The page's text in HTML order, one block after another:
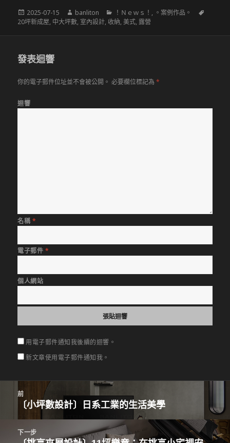
發
佈
2025-07-15
作
者
banliton
分
類
！Ｎｅｗｓ！ , 。案例作品。
20坪新成屋, 中大坪數, 室內設計, 收納,美式, 露營
發表迴響
你的電子郵件位址並不會被公開。 必要欄位標記為*
迴響
名稱 *
電子郵件 *
個人網站
用電子郵件通知我後續的迴響。
新文章使用電子郵件通知我。
前
篇
〔小坪數設計〕日系工業的生活美學
下一步